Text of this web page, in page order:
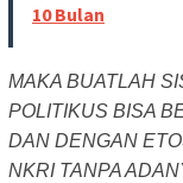
10 Bulan
MAKA BUATLAH
POLITIKUS BISA
DAN DENGAN
NKRI TANPA